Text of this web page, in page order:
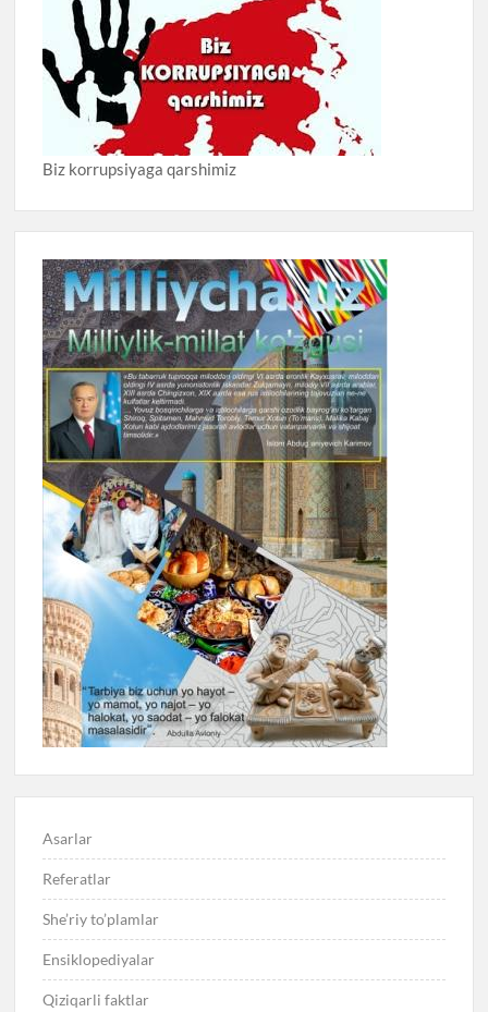
Biz korrupsiyaga qarshimiz
Asarlar
Referatlar
She’riy to’plamlar
Ensiklopediyalar
Qiziqarli faktlar